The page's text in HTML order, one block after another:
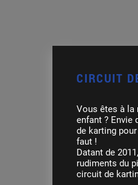
CIRCUIT
Vous êtes à la
enfant ? Envie
de karting
faut !
Datant de
rudiments du
circuit de